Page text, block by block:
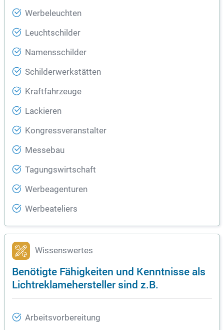
Werbeleuchten
Leuchtschilder
Namensschilder
Schilderwerkstätten
Kraftfahrzeuge
Lackieren
Kongressveranstalter
Messebau
Tagungswirtschaft
Werbeagenturen
Werbeateliers
Wissenswertes
Benötigte Fähigkeiten und Kenntnisse als
Lichtreklamehersteller sind z.B.
Arbeitsvorbereitung